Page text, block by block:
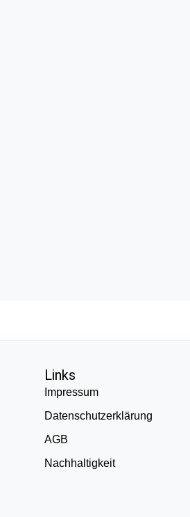
Links
Impressum
Datenschutzerklärung
AGB
Nachhaltigkeit